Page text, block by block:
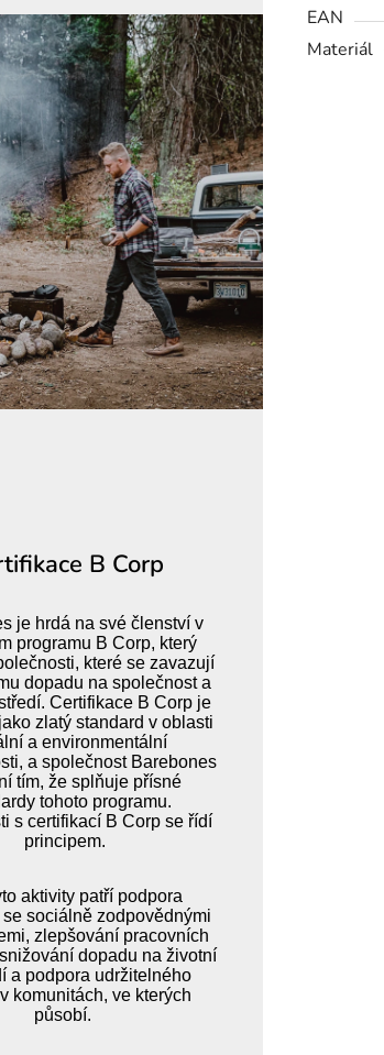
B Corp
je hrdá na své členství v
programu B Corp, který
které se zavazují
dopadu na společnost a
Certifikace B Corp je
zlatý standard v oblasti
a environmentální
a společnost Barebones
tím, že splňuje přísné
tohoto programu.
s certifikací B Corp se řídí
principem.
aktivity patří podpora
se sociálně zodpovědnými
zlepšování pracovních
dopadu na životní
a podpora udržitelného
komunitách, ve kterých
působí.
EAN
Materiál